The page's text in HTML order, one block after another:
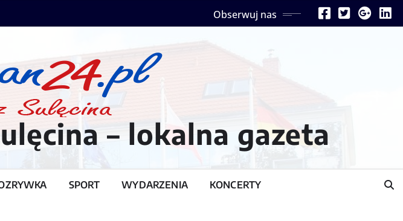
Obserwuj nas
– lokalna gazeta
SPORT WYDARZENIA KONCERTY